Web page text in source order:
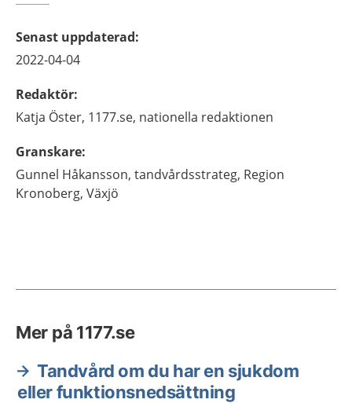
Senast uppdaterad:
2022-04-04
Redaktör:
Katja Öster, 1177.se, nationella redaktionen
Granskare:
Gunnel Håkansson, tandvårdsstrateg, Region
Kronoberg, Växjö
Mer på 1177.se
Tandvård om du har en sjukdom
eller funktionsnedsättning